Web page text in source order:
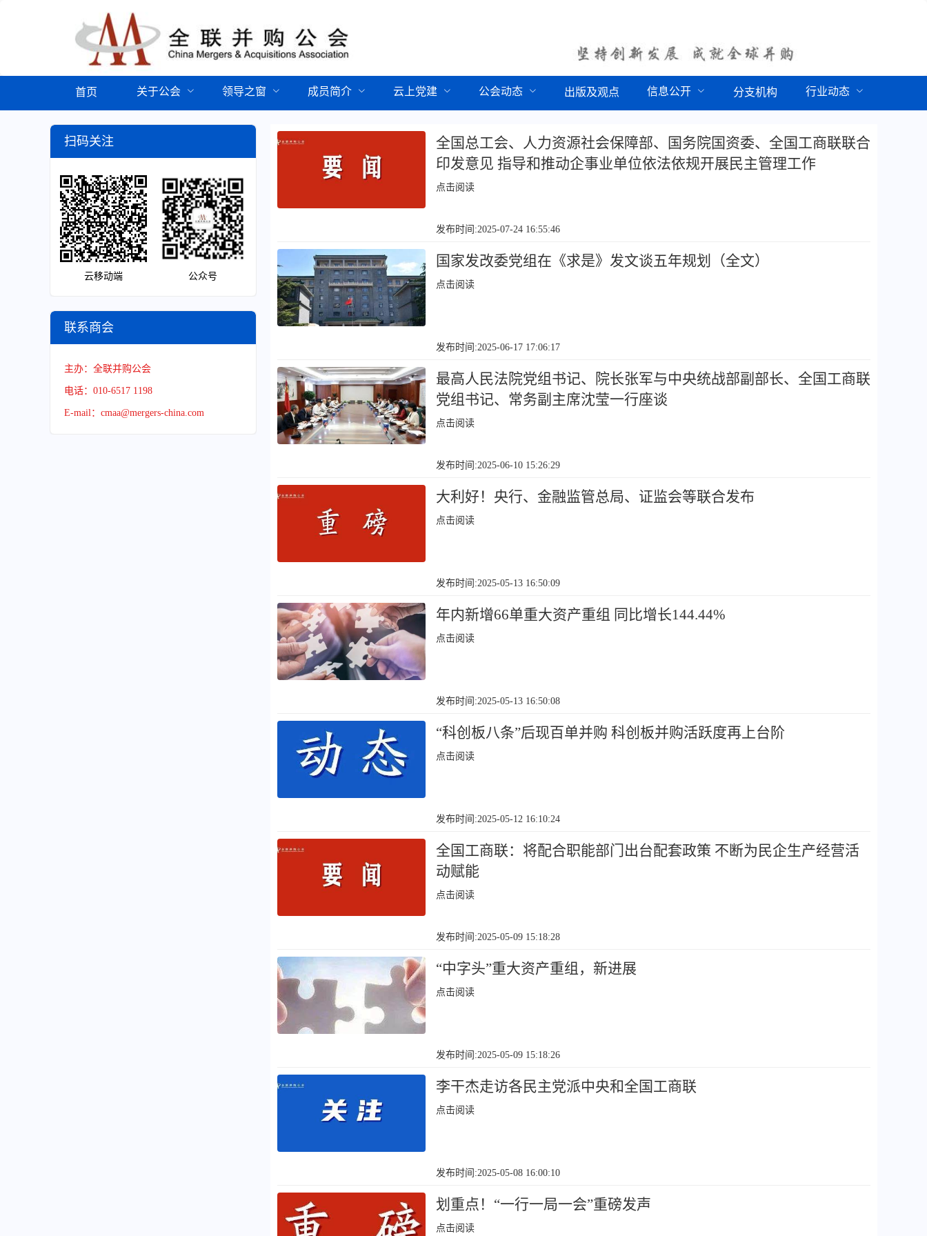
首页 关于公会 领导之窗 成员简介 云上党建 公会动态 出版及观点 信息公开 分支机构 行业动态
扫码关注
云移动端 公众号
联系商会
主办：全联并购公会
电话：010-6517 1198
E-mail：cmaa@mergers-china.com
全国总工会、人力资源社会保障部、国务院国资委、全国工商联联合
印发意见 指导和推动企事业单位依法依规开展民主管理工作
点击阅读
发布时间:2025-07-24 16:55:46
国家发改委党组在《求是》发文谈五年规划（全文）
点击阅读
发布时间:2025-06-17 17:06:17
最高人民法院党组书记、院长张军与中央统战部副部长、全国工商联
党组书记、常务副主席沈莹一行座谈
点击阅读
发布时间:2025-06-10 15:26:29
大利好！央行、金融监管总局、证监会等联合发布
点击阅读
发布时间:2025-05-13 16:50:09
年内新增66单重大资产重组 同比增长144.44%
点击阅读
发布时间:2025-05-13 16:50:08
“科创板八条”后现百单并购 科创板并购活跃度再上台阶
点击阅读
发布时间:2025-05-12 16:10:24
全国工商联：将配合职能部门出台配套政策 不断为民企生产经营活
动赋能
点击阅读
发布时间:2025-05-09 15:18:28
“中字头”重大资产重组，新进展
点击阅读
发布时间:2025-05-09 15:18:26
李干杰走访各民主党派中央和全国工商联
点击阅读
发布时间:2025-05-08 16:00:10
划重点！“一行一局一会”重磅发声
点击阅读